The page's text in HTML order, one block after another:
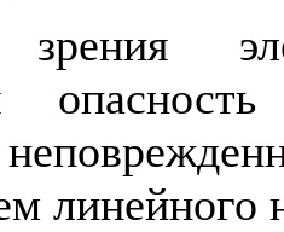
линейного